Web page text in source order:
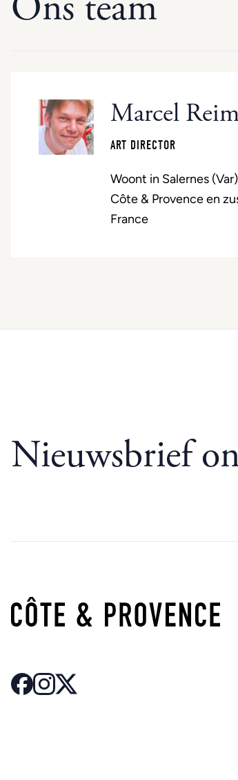
Marcel
ART DIRECTOR
Woont in Salernes
Côte & Provence en
France
Nieuwsbrief